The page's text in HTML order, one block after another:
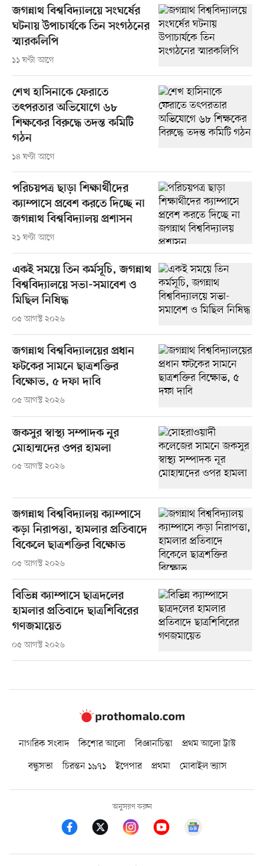
জগন্নাথ বিশ্ববিদ্যালয়ে সংঘর্ষের
ঘটনায় উপাচার্যকে তিন সংগঠনের
স্মারকলিপি
১১ ঘণ্টা আগে
শেখ হাসিনাকে ফেরাতে
তৎপরতার অভিযোগে ৬৮
শিক্ষকের বিরুদ্ধে তদন্ত কমিটি
গঠন
১৪ ঘণ্টা আগে
পরিচয়পত্র ছাড়া শিক্ষার্থীদের
ক্যাম্পাসে প্রবেশ করতে দিচ্ছে না
জগন্নাথ বিশ্ববিদ্যালয় প্রশাসন
২১ ঘণ্টা আগে
একই সময়ে তিন কর্মসূচি, জগন্নাথ
বিশ্ববিদ্যালয়ে সভা-সমাবেশ ও
মিছিল নিষিদ্ধ
০৫ আগস্ট ২০২৬
জগন্নাথ বিশ্ববিদ্যালয়ের প্রধান
ফটকের সামনে ছাত্রশক্তির
বিক্ষোভ, ৫ দফা দাবি
০৫ আগস্ট ২০২৬
জকসুর স্বাস্থ্য সম্পাদক নূর
মোহাম্মদের ওপর হামলা
০৫ আগস্ট ২০২৬
জগন্নাথ বিশ্ববিদ্যালয় ক্যাম্পাসে
কড়া নিরাপত্তা, হামলার প্রতিবাদে
বিকেলে ছাত্রশক্তির বিক্ষোভ
০৫ আগস্ট ২০২৬
বিভিন্ন ক্যাম্পাসে ছাত্রদলের
হামলার প্রতিবাদে ছাত্রশিবিরের
গণজমায়েত
০৫ আগস্ট ২০২৬
নাগরিক সংবাদ কিশোর আলো বিজ্ঞানচিন্তা
প্রথম আলো ট্রাস্ট
বন্ধুসভা
চিরন্তন ১৯৭১ ইপেপার প্রথমা মোবাইল ভ্যাস
অনুসরণ করুন